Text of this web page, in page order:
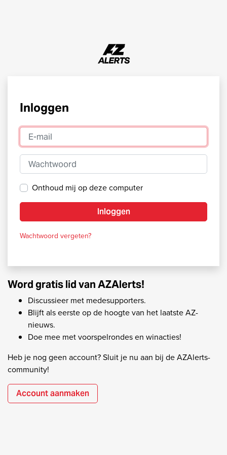
Inloggen
E-mail
Wachtwoord
Onthoud mij op deze computer
Inloggen
Wachtwoord vergeten?
Word gratis lid van AZAlerts!
Discussieer met medesupporters.
Blijft als eerste op de hoogte van het laatste AZ-
nieuws.
Doe mee met voorspelrondes en winacties!
Heb je nog geen account? Sluit je nu aan bij de AZAlerts-
community!
Account aanmaken